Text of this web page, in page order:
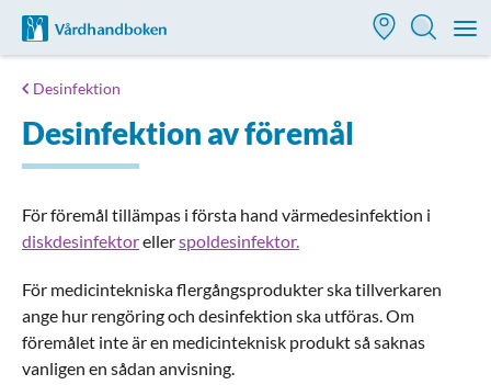
Till startsidan för Vårdhandboken
Desinfektion
Desinfektion av föremål
För föremål tillämpas i första hand värmedesinfektion i
diskdesinfektorellerspoldesinfektor.
För medicintekniska flergångsprodukter ska tillverkaren
ange hur rengöring och desinfektion ska utföras. Om
föremålet inte är en medicinteknisk produkt så saknas
vanligen en sådan anvisning.